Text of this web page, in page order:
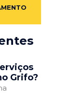
Grifo?